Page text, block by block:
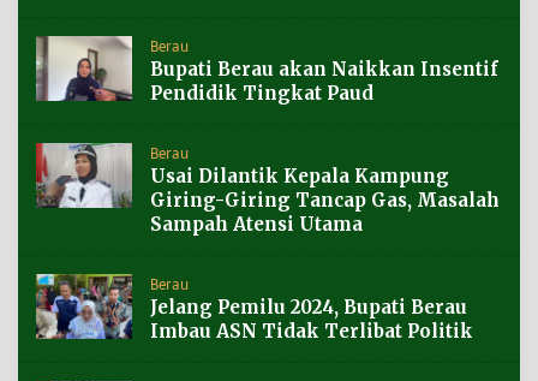
Berau
Bupati Berau akan Naikkan Insentif
Pendidik Tingkat Paud
Berau
Usai Dilantik Kepala Kampung
Giring-Giring Tancap Gas, Masalah
Sampah Atensi Utama
Berau
Jelang Pemilu 2024, Bupati Berau
Imbau ASN Tidak Terlibat Politik